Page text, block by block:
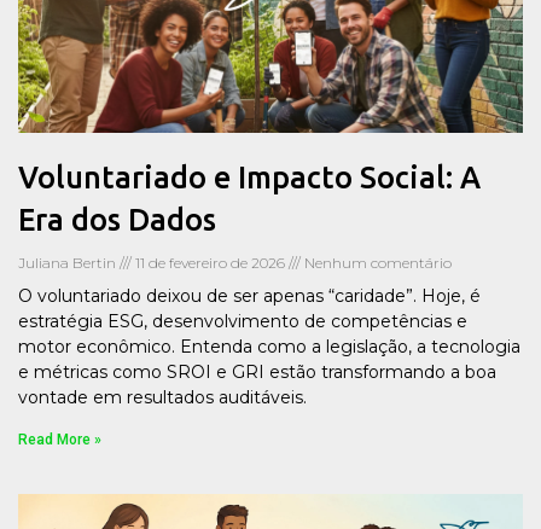
Voluntariado e Impacto Social: A
Era dos Dados
Juliana Bertin 11 de fevereiro de 2026 Nenhum comentário
O voluntariado deixou de ser apenas “caridade”. Hoje, é
estratégia ESG, desenvolvimento de competências e
motor econômico. Entenda como a legislação, a tecnologia
e métricas como SROI e GRI estão transformando a boa
vontade em resultados auditáveis.
Read More »